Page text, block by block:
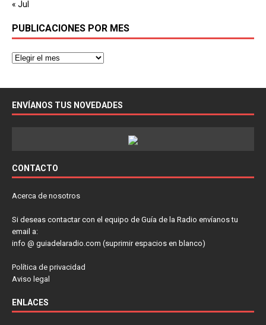
« Jul
PUBLICACIONES POR MES
ENVÍANOS TUS NOVEDADES
CONTACTO
Acerca de nosotros
Si deseas contactar con el equipo de Guía de la Radio envíanos tu
email a:
info @ guiadelaradio.com (suprimir espacios en blanco)
Política de privacidad
Aviso legal
ENLACES